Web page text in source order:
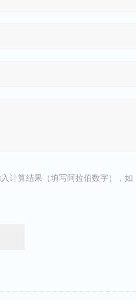
计算结果（填写阿拉伯数字），如